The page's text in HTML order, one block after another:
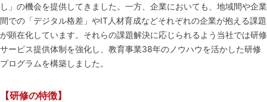
し」の機会を提供してきました。一方、企業においても、地域間や企業
間での「デジタル格差」やIT人材育成などそれぞれの企業が抱える課題
が顕在化しています。それらの課題解決に応じられるよう当社では研修
サービス提供体制を強化し、教育事業38年のノウハウを活かした研修
プログラムを構築しました。
【研修の特徴】